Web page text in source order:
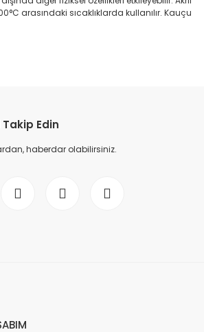
arasındaki sıcaklıklarda kullanılır. Kauçu
Edin
haberdar olabilirsiniz.